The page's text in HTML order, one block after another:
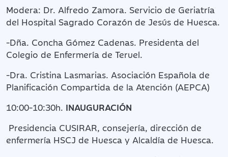
Modera: Dr. Alfredo Zamora. Servicio de Geriatría
del Hospital Sagrado Corazón de Jesús de Huesca.
-Dña. Concha Gómez Cadenas. Presidenta del
Colegio de Enfermería de Teruel.
-Dra. Cristina Lasmarias. Asociación Española de
Planificación Compartida de la Atención (AEPCA)
10:00-10:30h. INAUGURACIÓN
Presidencia CUSIRAR, consejería, dirección de
enfermería HSCJ de Huesca y Alcaldía de Huesca.